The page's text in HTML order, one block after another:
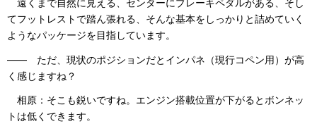
遠くまで自然に見える、センターにブレーキペダルがある、そし
てフットレストで踏ん張れる、そんな基本をしっかりと詰めていく
ようなパッケージを目指しています。
―― ただ、現状のポジションだとインパネ（現行コペン用）が高
く感じますね？
相原：そこも鋭いですね。エンジン搭載位置が下がるとボンネッ
トは低くできます。